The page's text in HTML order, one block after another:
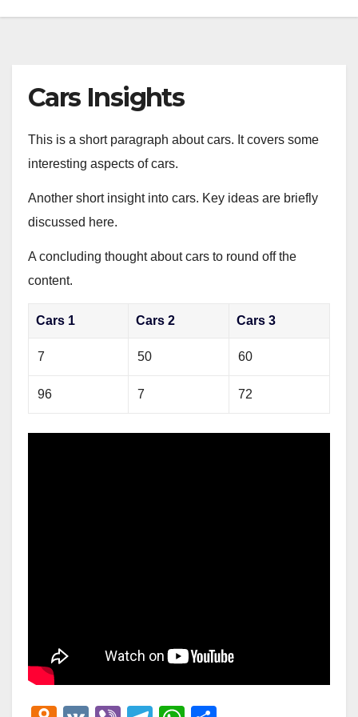
Cars Insights
This is a short paragraph about cars. It covers some
interesting aspects of cars.
Another short insight into cars. Key ideas are briefly
discussed here.
A concluding thought about cars to round off the
content.
Cars 1 Cars 2 Cars 3
7 50 60
96 7 72